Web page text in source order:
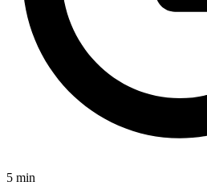
5 min